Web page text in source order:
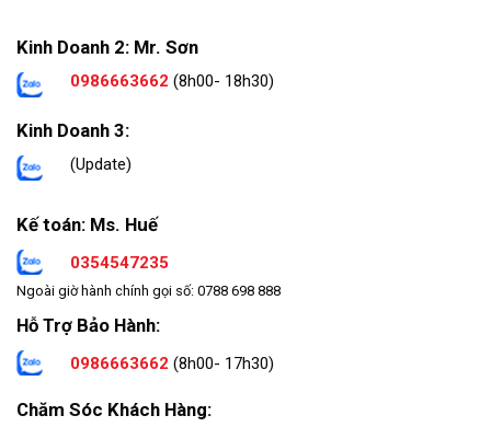
Kinh Doanh 2: Mr. Sơn
0986663662 (8h00- 18h30)
Kinh Doanh 3:
(Update)
Kế toán: Ms. Huế
0354547235
Ngoài giờ hành chính gọi số: 0788 698 888
Hỗ Trợ Bảo Hành:
0986663662 (8h00- 17h30)
Chăm Sóc Khách Hàng: